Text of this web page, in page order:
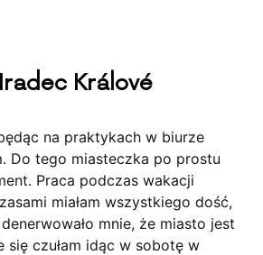
Králové
na praktykach w biurze
Do tego miasteczka po prostu
Praca podczas wakacji
miałam wszystkiego dość,
mnie, że miasto jest
się czułam idąc w sobotę w